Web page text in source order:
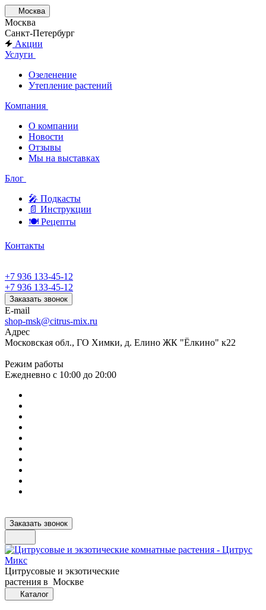
Москва
Москва
Санкт-Петербург
Акции
Услуги
Озеленение
Утепление растений
Компания
О компании
Новости
Отзывы
Мы на выставках
Блог
🎤︎︎ Подкасты
📄 Инструкции
🍽 Рецепты
Контакты
+7 936 133-45-12
+7 936 133-45-12
Заказать звонок
E-mail
shop-msk@citrus-mix.ru
Адрес
Московская обл., ГО Химки, д. Елино ЖК "Ёлкино" к22
Режим работы
Ежедневно с 10:00 до 20:00
Заказать звонок
Цитрусовые и экзотические
растения в Москве
Каталог